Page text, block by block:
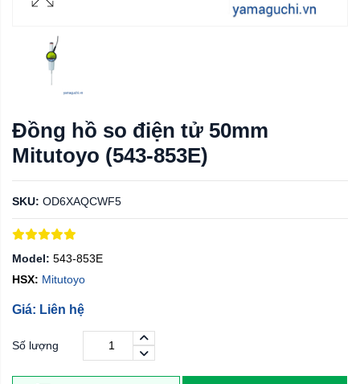
Đồng hồ so điện tử 50mm
Mitutoyo (543-853E)
SKU: OD6XAQCWF5
Model: 543-853E
HSX: Mitutoyo
Giá: Liên hệ
Số lượng